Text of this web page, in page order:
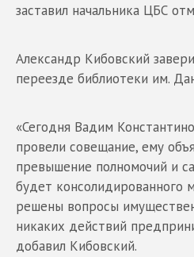
заставил начальника ЦБС
Александр Кибовский
переезде библиотеки им.
«Сегодня Вадим
провели совещание, ему
превышение полномочий и
будет консолидированного
решены вопросы
никаких действий
добавил Кибовский.